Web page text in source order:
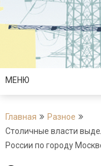
Перейти
содержимому
МЕНЮ
Главная
Разное
Столичные власти
России по городу